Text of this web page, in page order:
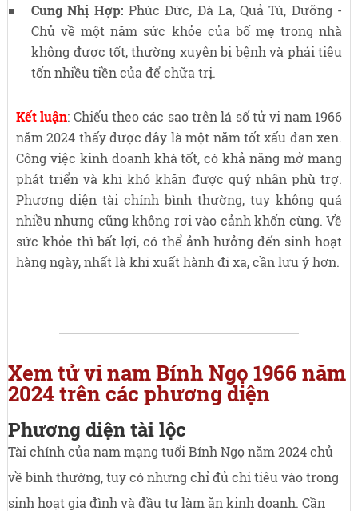
Cung Nhị Hợp: Phúc Đức, Đà La, Quả Tú, Dưỡng -
Chủ về một năm sức khỏe của bố mẹ trong nhà
không được tốt, thường xuyên bị bệnh và phải tiêu
tốn nhiều tiền của để chữa trị.
Kết luận: Chiếu theo các sao trên lá số tử vi nam 1966
năm 2024 thấy được đây là một năm tốt xấu đan xen.
Công việc kinh doanh khá tốt, có khả năng mở mang
phát triển và khi khó khăn được quý nhân phù trợ.
Phương diện tài chính bình thường, tuy không quá
nhiều nhưng cũng không rơi vào cảnh khốn cùng. Về
sức khỏe thì bất lợi, có thể ảnh hưởng đến sinh hoạt
hàng ngày, nhất là khi xuất hành đi xa, cần lưu ý hơn.
Xem tử vi nam Bính Ngọ 1966 năm
2024 trên các phương diện
Phương diện tài lộc
Tài chính của nam mạng tuổi Bính Ngọ năm 2024 chủ
về bình thường, tuy có nhưng chỉ đủ chi tiêu vào trong
sinh hoạt gia đình và đầu tư làm ăn kinh doanh. Cần